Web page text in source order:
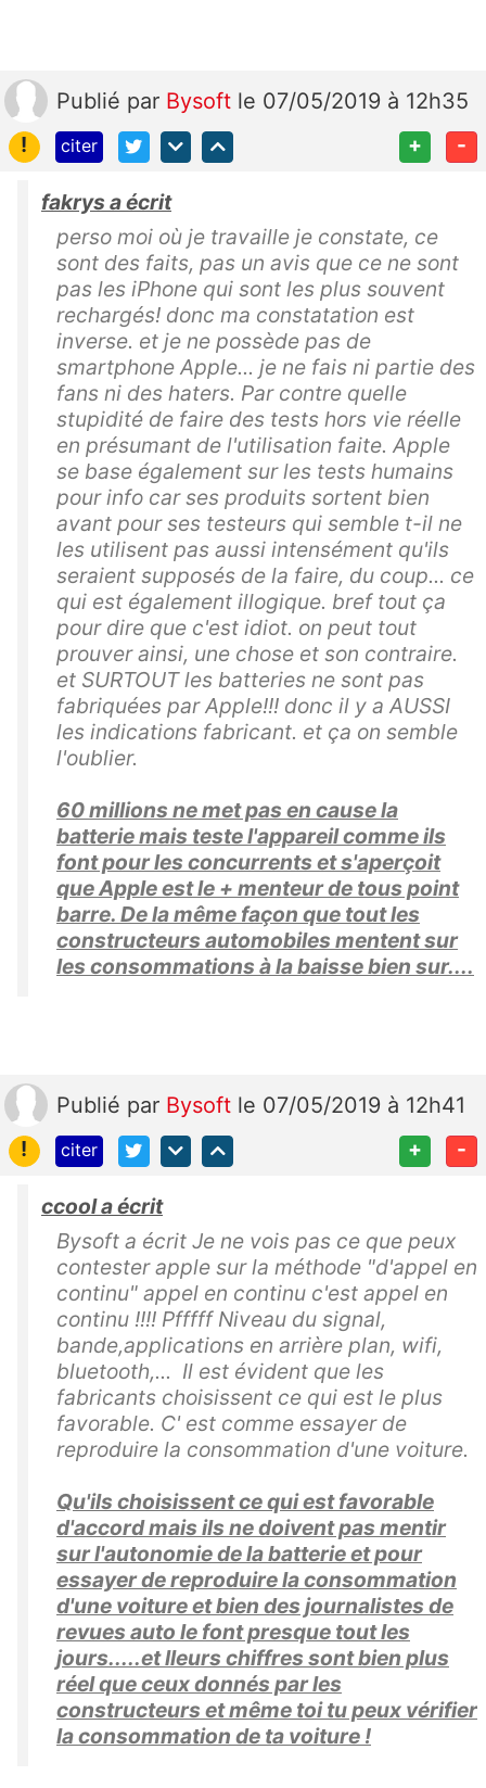
Publié par Bysoft le 07/05/2019 à 12h35
!
citer + -
fakrys a écrit
perso moi où je travaille je constate, ce
sont des faits, pas un avis que ce ne sont
pas les iPhone qui sont les plus souvent
rechargés! donc ma constatation est
inverse. et je ne possède pas de
smartphone Apple... je ne fais ni partie des
fans ni des haters. Par contre quelle
stupidité de faire des tests hors vie réelle
en présumant de l'utilisation faite. Apple
se base également sur les tests humains
pour info car ses produits sortent bien
avant pour ses testeurs qui semble t-il ne
les utilisent pas aussi intensément qu'ils
seraient supposés de la faire, du coup... ce
qui est également illogique. bref tout ça
pour dire que c'est idiot. on peut tout
prouver ainsi, une chose et son contraire.
et SURTOUT les batteries ne sont pas
fabriquées par Apple!!! donc il y a AUSSI
les indications fabricant. et ça on semble
l'oublier.
60 millions ne met pas en cause la
batterie mais teste l'appareil comme ils
font pour les concurrents et s'aperçoit
que Apple est le + menteur de tous point
barre. De la même façon que tout les
constructeurs automobiles mentent sur
les consommations à la baisse bien sur....
Publié par Bysoft le 07/05/2019 à 12h41
!
citer + -
ccool a écrit
Bysoft a écrit Je ne vois pas ce que peux
contester apple sur la méthode "d'appel en
continu" appel en continu c'est appel en
continu !!!! Pfffff Niveau du signal,
bande,applications en arrière plan, wifi,
bluetooth,... Il est évident que les
fabricants choisissent ce qui est le plus
favorable. C' est comme essayer de
reproduire la consommation d'une voiture.
Qu'ils choisissent ce qui est favorable
d'accord mais ils ne doivent pas mentir
sur l'autonomie de la batterie et pour
essayer de reproduire la consommation
d'une voiture et bien des journalistes de
revues auto le font presque tout les
jours.....et lleurs chiffres sont bien plus
réel que ceux donnés par les
constructeurs et même toi tu peux vérifier
la consommation de ta voiture !